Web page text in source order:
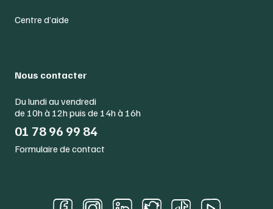
Centre d’aide
Nous contacter
Du lundi au vendredi
de 10h à 12h puis de 14h à 16h
01 78 96 99 84
Formulaire de contact